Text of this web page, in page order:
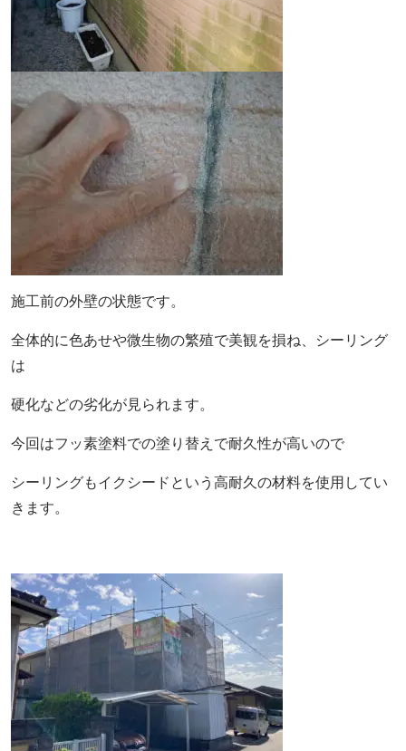
施工前の外壁の状態です。
全体的に色あせや微生物の繁殖で美観を損ね、シーリング
は
硬化などの劣化が見られます。
今回はフッ素塗料での塗り替えで耐久性が高いので
シーリングもイクシードという高耐久の材料を使用してい
きます。